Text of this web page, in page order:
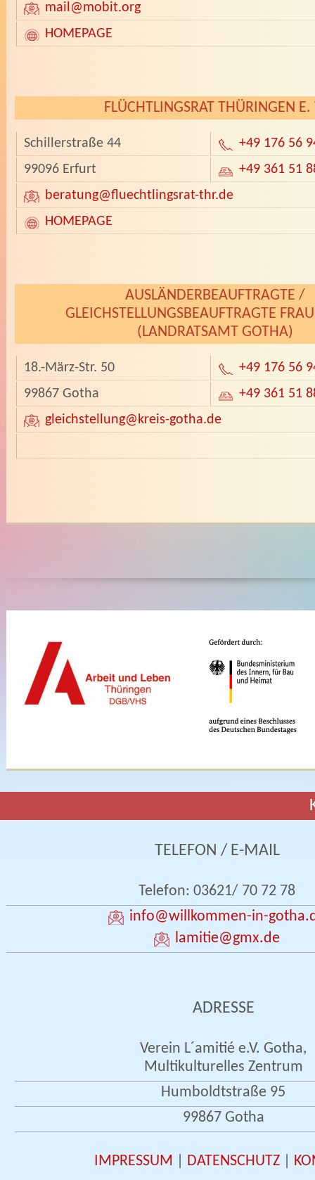
mail@mobit.org
HOMEPAGE
FLÜCHTLINGSRAT THÜRINGEN E.
Schillerstraße 44
+49 176 56
99096 Erfurt
+49 361 51
beratung@fluechtlingsrat-thr.de
HOMEPAGE
AUSLÄNDERBEAUFTRAGTE /
GLEICHSTELLUNGSBEAUFTRAGTE
(LANDRATSAMT GOTHA)
18.-März-Str. 50
+49 176 56
99867 Gotha
+49 361 51
gleichstellung@kreis-gotha.de
TELEFON / E-MAIL
Telefon: 03621/ 70 72 78
info@willkommen-in-
lamitie@gmx.de
ADRESSE
Verein L´amitié e.V. Gotha,
Multikulturelles Zentrum
Humboldtstraße 95
99867 Gotha
IMPRESSUM DATENSCHUTZ